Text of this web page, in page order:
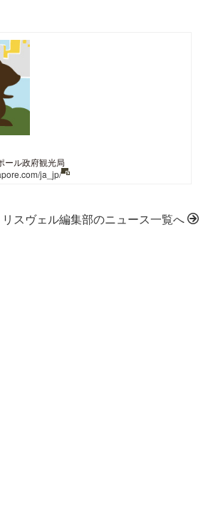
ール政府観光局
ja_jp/
リスヴェル編集部のニュース一覧へ